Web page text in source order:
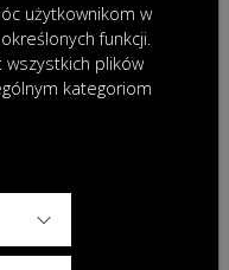
formularzu są Omoda
przez Państwa Dealer.
użytkownikom w
funkcji.
wszystkich plików
kategoriom